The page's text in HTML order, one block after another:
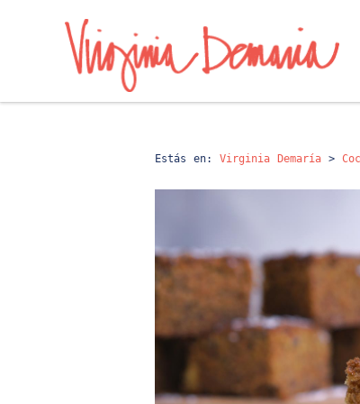
Estás en: Virginia Demaría >